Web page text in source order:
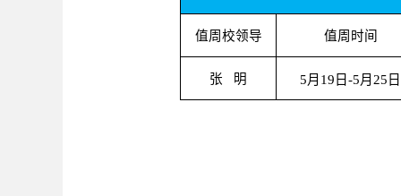
值周校领导 值周时间
张 明 5月 19 日 -5月 25 日